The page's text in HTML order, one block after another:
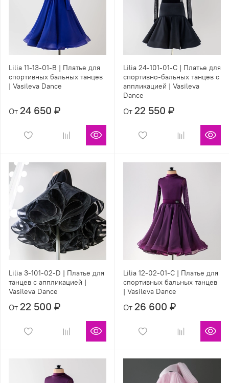
Lilia 11-13-01-B | Платье для
спортивных бальных танцев
| Vasileva Dance
От 24 650 ₽
Lilia 24-101-01-С | Платье для
спортивно-бальных танцев с
аппликацией | Vasileva
Dance
От 22 550 ₽
Lilia 3-101-02-D | Платье для
танцев с аппликацией |
Vasileva Dance
От 22 500 ₽
Lilia 12-02-01-С | Платье для
спортивных бальных танцев
| Vasileva Dance
От 26 600 ₽